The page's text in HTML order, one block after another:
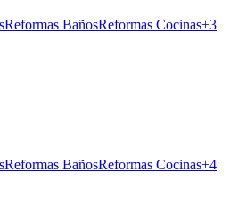
Reformas BañosReformas Cocinas+3
Reformas BañosReformas Cocinas+4